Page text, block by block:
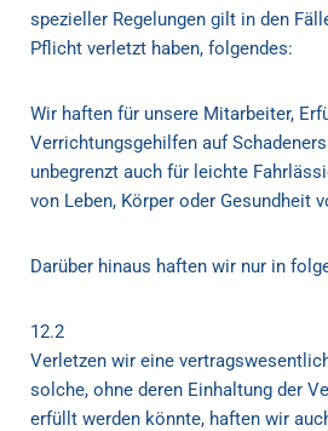
spezieller Regelungen gilt in den
Pflicht verletzt haben, folgendes:
Wir haften für unsere Mitarbeiter,
Verrichtungsgehilfen auf
unbegrenzt auch für leichte
von Leben, Körper oder Gesundheit
Darüber hinaus haften wir nur in
12.2
Verletzen wir eine
solche, ohne deren Einhaltung der
erfüllt werden könnte, haften wir